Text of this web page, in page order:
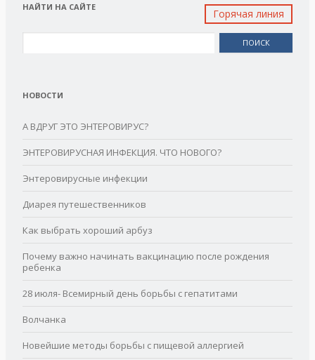
Горячая линия
НАЙТИ НА САЙТЕ
НОВОСТИ
А ВДРУГ ЭТО ЭНТЕРОВИРУС?
ЭНТЕРОВИРУСНАЯ ИНФЕКЦИЯ. ЧТО НОВОГО?
Энтеровирусные инфекции
Диарея путешественников
Как выбрать хороший арбуз
Почему важно начинать вакцинацию после рождения
ребенка
28 июля- Всемирный день борьбы с гепатитами
Волчанка
Новейшие методы борьбы с пищевой аллергией